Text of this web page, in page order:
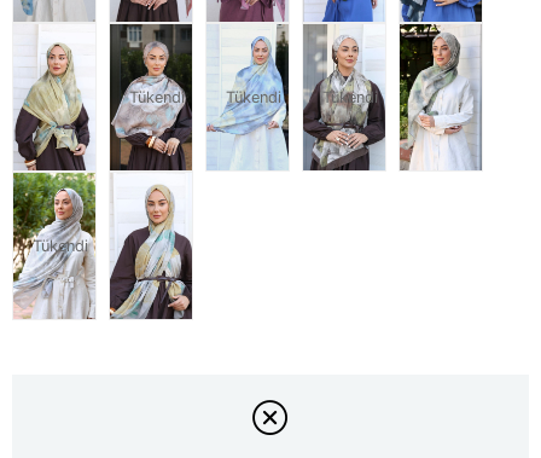
Tükendi Tükendi Tükendi
Tükendi